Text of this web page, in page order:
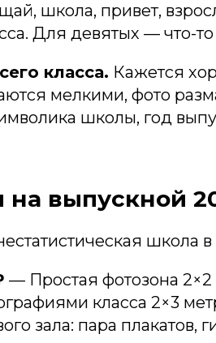
школа, привет,
Для девятых — что-то
класса. Кажется
мелкими, фото
школы, год
выпускной
школа в
— Простая фотозона
класса 2×3
зала: пара плакатов,